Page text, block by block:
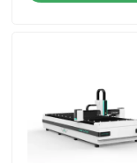
Sobre nosotros